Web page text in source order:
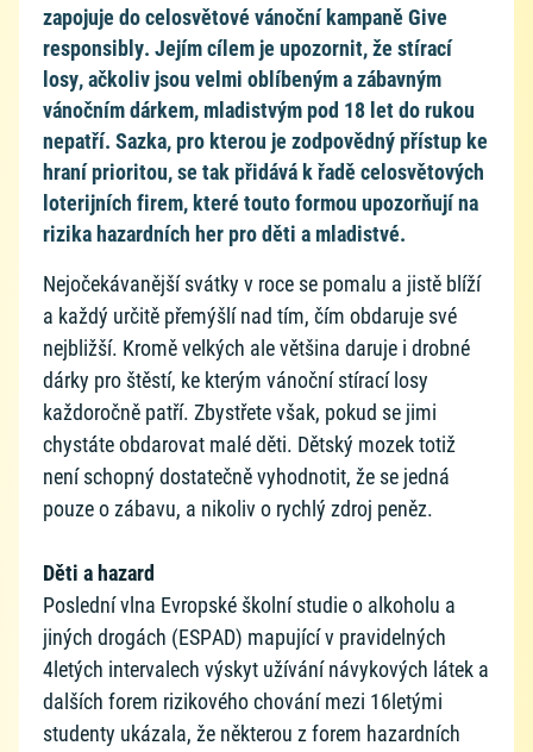
zapojuje do celosvětové vánoční kampaně Give
responsibly. Jejím cílem je upozornit, že stírací
losy, ačkoliv jsou velmi oblíbeným a zábavným
vánočním dárkem, mladistvým pod 18 let do rukou
nepatří. Sazka, pro kterou je zodpovědný přístup ke
hraní prioritou, se tak přidává k řadě celosvětových
loterijních firem, které touto formou upozorňují na
rizika hazardních her pro děti a mladistvé.
Nejočekávanější svátky v roce se pomalu a jistě blíží
a každý určitě přemýšlí nad tím, čím obdaruje své
nejbližší. Kromě velkých ale většina daruje i drobné
dárky pro štěstí, ke kterým vánoční stírací losy
každoročně patří. Zbystřete však, pokud se jimi
chystáte obdarovat malé děti. Dětský mozek totiž
není schopný dostatečně vyhodnotit, že se jedná
pouze o zábavu, a nikoliv o rychlý zdroj peněz.
Děti a hazard
Poslední vlna Evropské školní studie o alkoholu a
jiných drogách (ESPAD) mapující v pravidelných
4letých intervalech výskyt užívání návykových látek a
dalších forem rizikového chování mezi 16letými
studenty ukázala, že některou z forem hazardních